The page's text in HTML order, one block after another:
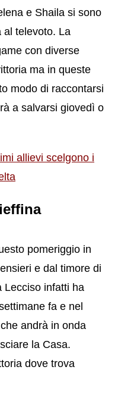
e Shaila si sono
al televoto. La
con diverse
ma in queste
modo di raccontarsi
a salvarsi giovedì o
allievi scelgono i
pomeriggio in
e dal timore di
Lecciso infatti ha
fa e nel
andrà in onda
la Casa.
dove trova